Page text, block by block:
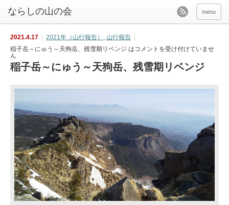
menu
2021.4.17 2021年（山行報告） , 山行報告
稲子岳～にゅう～天狗岳、残雪期リベンジ はコメントを受け付けていませ
ん
稲子岳～にゅう～天狗岳、残雪期リベンジ